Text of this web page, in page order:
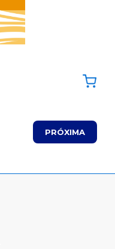
PRÓXIMA